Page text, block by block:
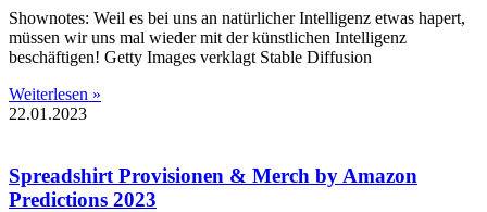
Shownotes: Weil es bei uns an natürlicher Intelligenz etwas hapert,
müssen wir uns mal wieder mit der künstlichen Intelligenz
beschäftigen! Getty Images verklagt Stable Diffusion
Weiterlesen »
22.01.2023
Spreadshirt Provisionen & Merch by Amazon
Predictions 2023